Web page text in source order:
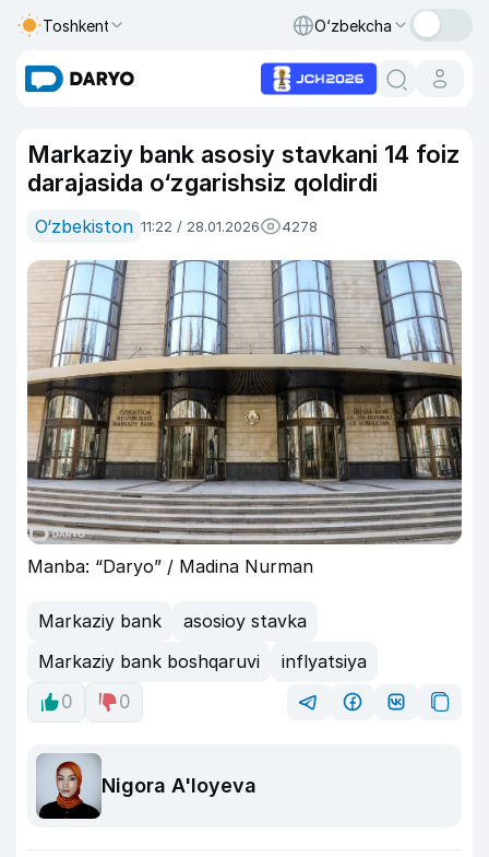
Toshkent O‘zbekcha
Markaziy bank asosiy stavkani 14 foiz
darajasida o‘zgarishsiz qoldirdi
O‘zbekiston 11:22 / 28.01.2026 4278
Manba: “Daryo” / Madina Nurman
Markaziy bank
asosioy stavka
Markaziy bank boshqaruvi
inflyatsiya
0
0
Nigora A'loyeva